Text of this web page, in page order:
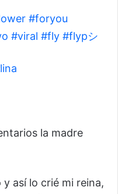
#foryou
#viral #fly #flypシ
la madre
así lo crié mi reina,